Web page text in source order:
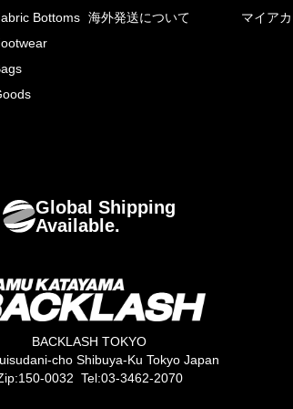
Bottoms 海外発送について マイア
Global Shipping
Available.
BACKLASH TOKYO
cho Shibuya-Ku Tokyo Japan
0032 Tel:03-3462-2070